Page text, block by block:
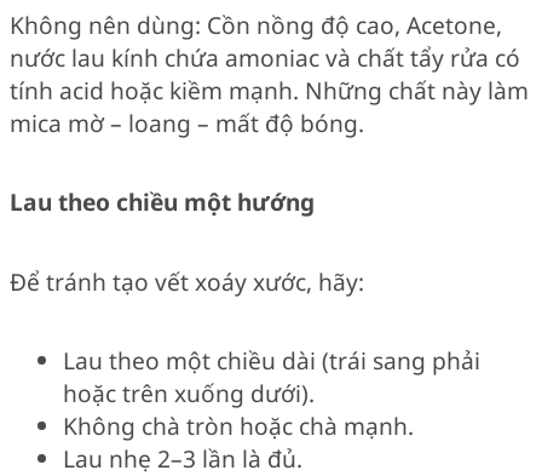
Không nên dùng: Cồn nồng độ cao, Acetone,
nước lau kính chứa amoniac và chất tẩy rửa có
tính acid hoặc kiềm mạnh. Những chất này làm
mica mờ – loang – mất độ bóng.
Lau theo chiều một hướng
Để tránh tạo vết xoáy xước, hãy:
Lau theo một chiều dài (trái sang phải
hoặc trên xuống dưới).
Không chà tròn hoặc chà mạnh.
Lau nhẹ 2–3 lần là đủ.